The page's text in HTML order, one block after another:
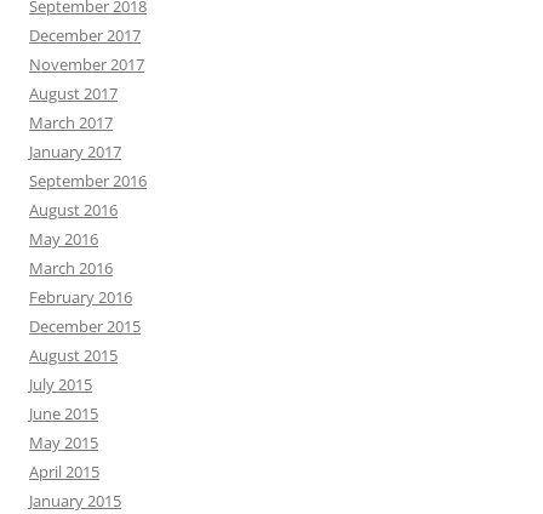
September 2018
December 2017
November 2017
August 2017
March 2017
January 2017
September 2016
August 2016
May 2016
March 2016
February 2016
December 2015
August 2015
July 2015
June 2015
May 2015
April 2015
January 2015